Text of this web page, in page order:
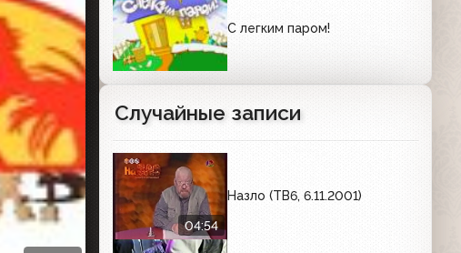
С легким паром!
Случайные записи
04:54
Назло (ТВ6, 6.11.2001)